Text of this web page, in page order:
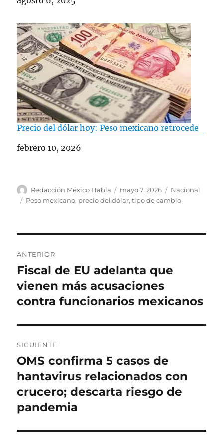
Precio del dólar hoy: Peso mexicano retrocede
Fecha
febrero 10, 2026
A
u
Redacción México Habla
P
u
o
e
mayo 7, 2026
C
a
a
Nacional
E
e
a
s
Peso mexicano, precio del dólar,tipo de cambio
a
v
e
g
a
c
i
ó
n
ANTERIOR
E
n
t
a
a
n
t
e
Fiscal de EU adelanta que
vienen más acusaciones
contra funcionarios mexicanos
SIGUIENTE
E
n
t
a
d
OMS confirma 5 casos de
hantavirus relacionados con
crucero; descarta riesgo de
pandemia